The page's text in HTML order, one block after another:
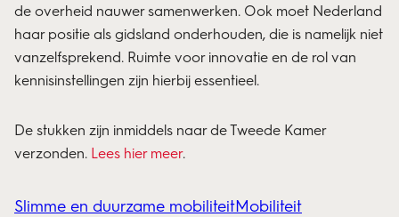
de overheid nauwer samenwerken. Ook moet Nederland
haar positie als gidsland onderhouden, die is namelijk niet
vanzelfsprekend. Ruimte voor innovatie en de rol van
kennisinstellingen zijn hierbij essentieel.
De stukken zijn inmiddels naar de Tweede Kamer
verzonden. Lees hier meer.
Slimme en duurzame mobiliteitMobiliteit